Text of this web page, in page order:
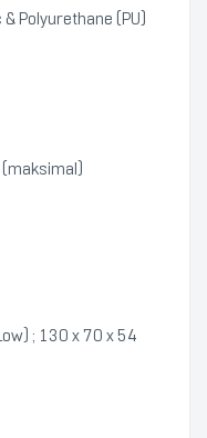
Polyurethane (PU)
; 130 x 70 x 54